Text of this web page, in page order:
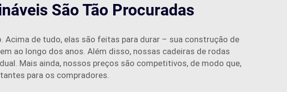
São Tão Procuradas
de tudo, elas são feitas para durar – sua construção de
ao longo dos anos. Além disso, nossas cadeiras de rodas
Mais ainda, nossos preços são competitivos, de modo que,
para os compradores.